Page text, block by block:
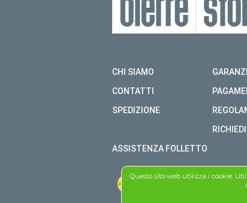
CHI SIAMO
CONTATTI
SPEDIZIONE
ASSISTENZA FOLLETTO
Questo sito web utilizza i cookie.